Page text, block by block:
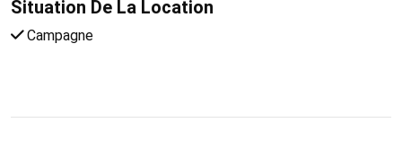
Situation De La Location
Campagne